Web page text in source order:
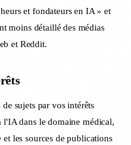
et fondateurs en IA » et
moins détaillé des médias
et Reddit.
sujets par vos intérêts
l'IA dans le domaine médical,
les sources de publications